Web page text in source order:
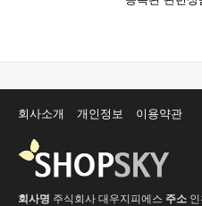
회사소개 개인정보 이용약관
회사명 주식회사 대우지피에스 주소